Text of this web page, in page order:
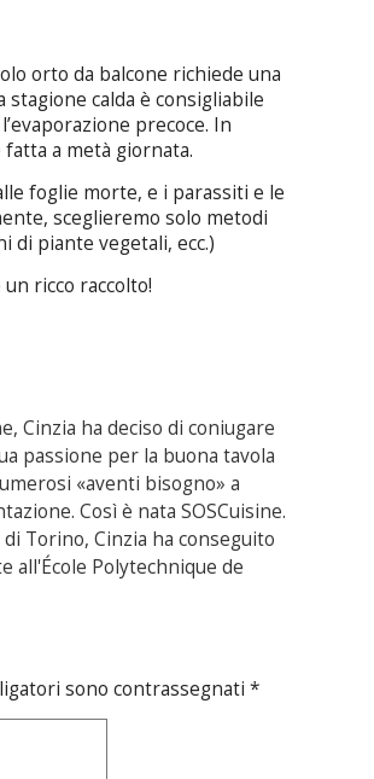
orto da balcone richiede una
stagione calda è consigliabile
precoce. In
a metà giornata.
foglie morte, e i parassiti e le
sceglieremo solo metodi
di piante vegetali, ecc.)
ricco raccolto!
Cinzia ha deciso di coniugare
passione per la buona tavola
«aventi bisogno» a
Così è nata SOSCuisine.
Torino, Cinzia ha conseguito
all'École Polytechnique de
sono contrassegnati*